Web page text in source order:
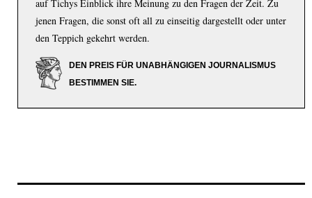
auf Tichys Einblick ihre Meinung zu den Fragen der Zeit. Zu
jenen Fragen, die sonst oft all zu einseitig dargestellt oder unter
den Teppich gekehrt werden.
DEN PREIS FÜR UNABHÄNGIGEN JOURNALISMUS
BESTIMMEN SIE.